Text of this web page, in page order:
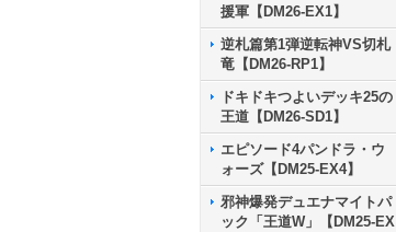
援軍【DM26-EX1】
逆札篇第1弾逆転神VS切札
竜【DM26-RP1】
ドキドキつよいデッキ25の
王道【DM26-SD1】
エピソード4パンドラ・ウ
ォーズ【DM25-EX4】
邪神爆発デュエナマイトパ
ック「王道W」【DM25-EX